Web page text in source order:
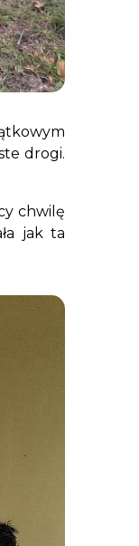
drogi.
chwilę
jak ta